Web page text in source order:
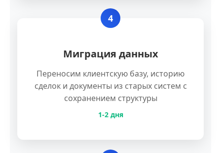
4
Миграция данных
Переносим клиентскую базу, историю
сделок и документы из старых систем с
сохранением структуры
1-2 дня